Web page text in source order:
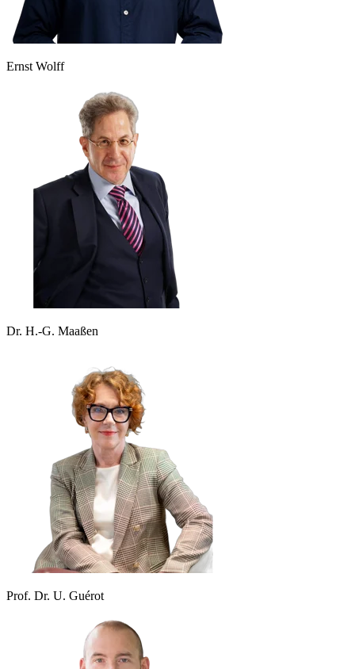
Ernst Wolff
Dr. H.-G. Maaßen
Prof. Dr. U. Guérot